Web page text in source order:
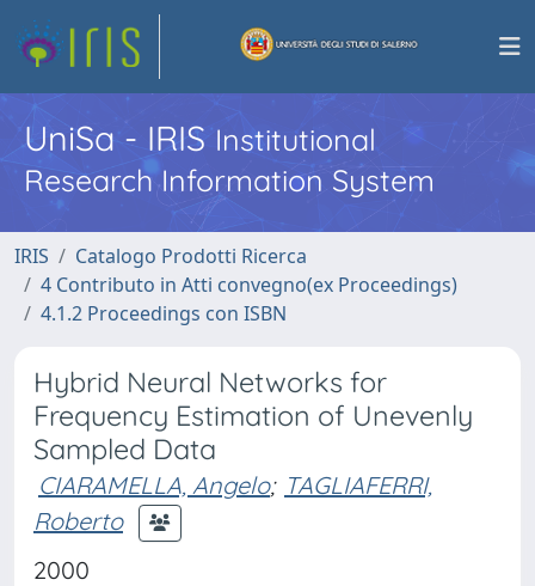
UniSa - IRISInstitutional
Research Information System
IRIS
Catalogo Prodotti Ricerca
4 Contributo in Atti convegno(ex Proceedings)
4.1.2 Proceedings con ISBN
Hybrid Neural Networks for
Frequency Estimation of Unevenly
Sampled Data
CIARAMELLA, Angelo; TAGLIAFERRI,
Roberto
2000